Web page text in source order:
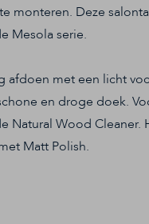
monteren. Deze
Mesola serie.
afdoen met een licht
en droge doek.
Natural Wood Cleaner.
Matt Polish.